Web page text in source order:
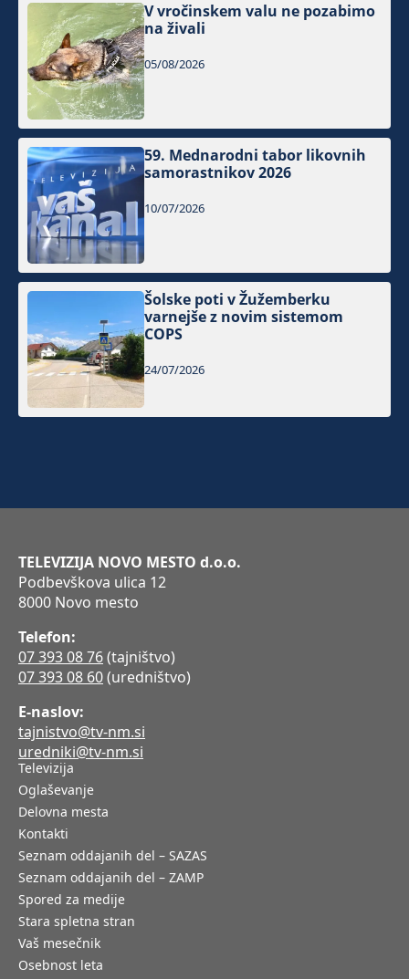
V vročinskem valu ne pozabimo
na živali
05/08/2026
59. Mednarodni tabor likovnih
samorastnikov 2026
10/07/2026
Šolske poti v Žužemberku
varnejše z novim sistemom
COPS
24/07/2026
TELEVIZIJA NOVO MESTO d.o.o.
Podbevškova ulica 12
8000 Novo mesto
Telefon:
07 393 08 76(tajništvo)
07 393 08 60(uredništvo)
E-naslov:
tajnistvo@tv-nm.si
uredniki@tv-nm.si
Televizija
Oglaševanje
Delovna mesta
Kontakti
Seznam oddajanih del – SAZAS
Seznam oddajanih del – ZAMP
Spored za medije
Stara spletna stran
Vaš mesečnik
Osebnost leta